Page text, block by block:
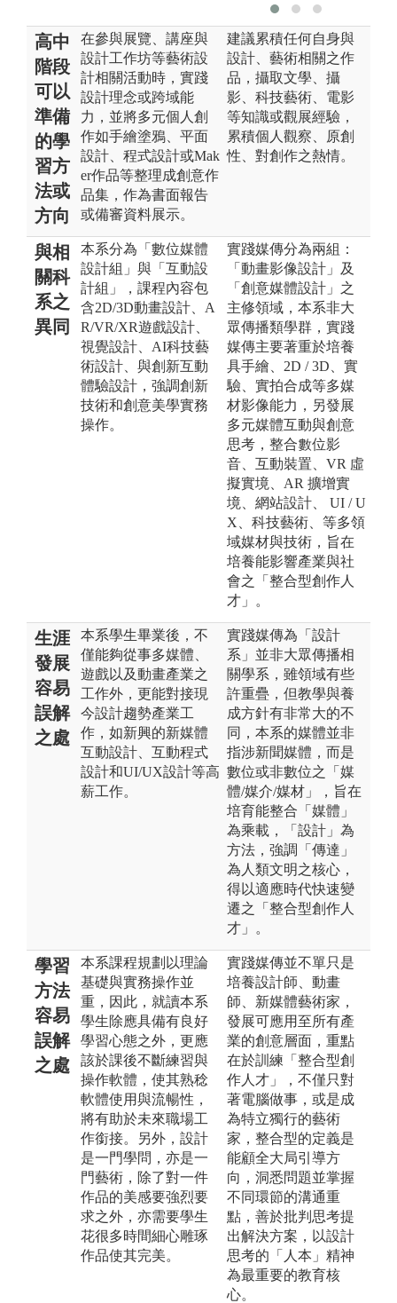
高中
階段
可以
準備
的學
習方
法或
方向
在參與展覽、講座與
設計工作坊等藝術設
計相關活動時，實踐
設計理念或跨域能
力，並將多元個人創
作如手繪塗鴉、平面
設計、程式設計或Mak
er作品等整理成創意作
品集，作為書面報告
或備審資料展示。
建議累積任何自身與
設計、藝術相關之作
品，攝取文學、攝
影、科技藝術、電影
等知識或觀展經驗，
累積個人觀察、原創
性、對創作之熱情。
與相
關科
系之
異同
本系分為「數位媒體
設計組」與「互動設
計組」，課程內容包
含2D/3D動畫設計、A
R/VR/XR遊戲設計、
視覺設計、AI科技藝
術設計、與創新互動
體驗設計，強調創新
技術和創意美學實務
操作。
實踐媒傳分為兩組：
「動畫影像設計」及
「創意媒體設計」之
主修領域，本系非大
眾傳播類學群，實踐
媒傳主要著重於培養
具手繪、2D / 3D、實
驗、實拍合成等多媒
材影像能力，另發展
多元媒體互動與創意
思考，整合數位影
音、互動裝置、VR 虛
擬實境、AR 擴增實
境、網站設計、 UI / U
X、科技藝術、等多領
域媒材與技術，旨在
培養能影響產業與社
會之「整合型創作人
才」。
生涯
發展
容易
誤解
之處
本系學生畢業後，不
僅能夠從事多媒體、
遊戲以及動畫產業之
工作外，更能對接現
今設計趨勢產業工
作，如新興的新媒體
互動設計、互動程式
設計和UI/UX設計等高
薪工作。
實踐媒傳為「設計
系」並非大眾傳播相
關學系，雖領域有些
許重疊，但教學與養
成方針有非常大的不
同，本系的媒體並非
指涉新聞媒體，而是
數位或非數位之「媒
體/媒介/媒材」，旨在
培育能整合「媒體」
為乘載，「設計」為
方法，強調「傳達」
為人類文明之核心，
得以適應時代快速變
遷之「整合型創作人
才」。
學習
方法
容易
誤解
之處
本系課程規劃以理論
基礎與實務操作並
重，因此，就讀本系
學生除應具備有良好
學習心態之外，更應
該於課後不斷練習與
操作軟體，使其熟稔
軟體使用與流暢性，
將有助於未來職場工
作銜接。另外，設計
是一門學問，亦是一
門藝術，除了對一件
作品的美感要強烈要
求之外，亦需要學生
花很多時間細心雕琢
作品使其完美。
實踐媒傳並不單只是
培養設計師、動畫
師、新媒體藝術家，
發展可應用至所有產
業的創意層面，重點
在於訓練「整合型創
作人才」，不僅只對
著電腦做事，或是成
為特立獨行的藝術
家，整合型的定義是
能顧全大局引導方
向，洞悉問題並掌握
不同環節的溝通重
點，善於批判思考提
出解決方案，以設計
思考的「人本」精神
為最重要的教育核
心。